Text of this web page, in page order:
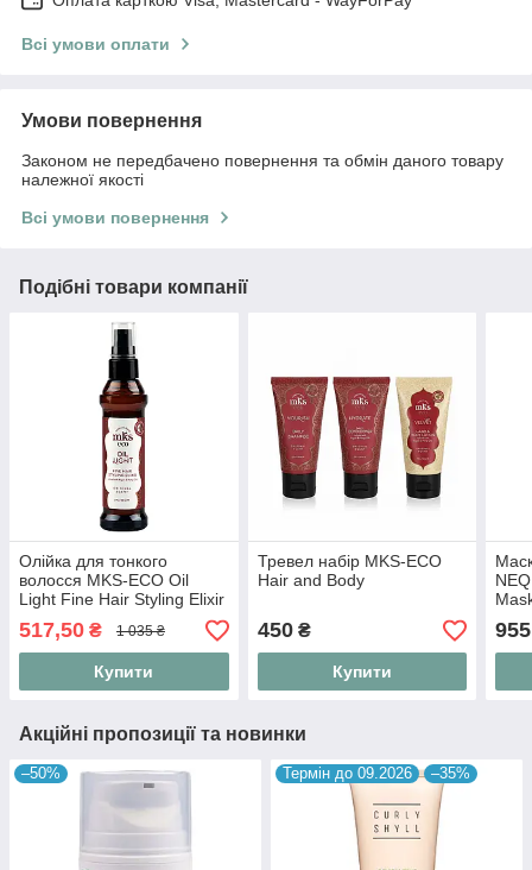
Всі умови оплати
Умови повернення
Законом не передбачено повернення та обмін даного товару
належної якості
Всі умови повернення
Подібні товари компанії
Олійка для тонкого
волосся MKS-ECO Oil
Light Fine Hair Styling Elixir
Original Scent 60 ml
517,50 ₴ 1 035 ₴
Купити
Тревел набір MKS-ECO
Hair and Body
450₴
Купити
955
Акційні пропозиції та новинки
–50% Термін до 09.2026 –35%